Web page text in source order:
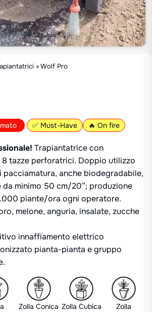
»Wolf Pro
✅ Must-Have 🔥 On fire
Trapiantatrice con
8 tazze perforatrici. Doppio utilizzo
pacciamatura, anche biodegradabile,
minimo 50 cm/20”; produzione
piante/ora ogni operatore.
melone, anguria, insalate, zucche
innaffiamento elettrico
pianta-pianta e gruppo
Zolla Conica Zolla Cubica
Zolla